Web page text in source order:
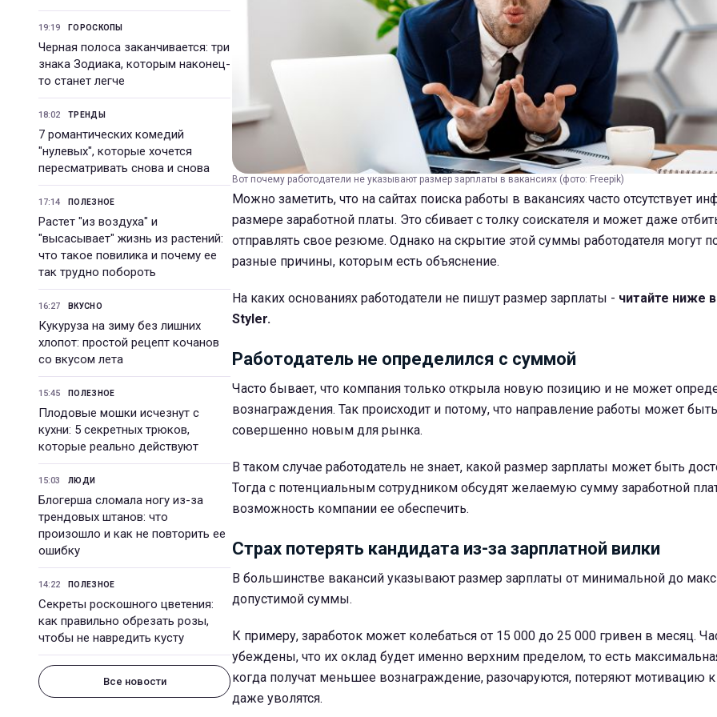
19:19 ГОРОСКОПЫ
Черная полоса заканчивается: три
знака Зодиака, которым наконец-
то станет легче
18:02 ТРЕНДЫ
7 романтических комедий
"нулевых", которые хочется
пересматривать снова и снова
17:14 ПОЛЕЗНОЕ
Растет "из воздуха" и
"высасывает" жизнь из растений:
что такое повилика и почему ее
так трудно побороть
16:27 ВКУСНО
Кукуруза на зиму без лишних
хлопот: простой рецепт кочанов
со вкусом лета
15:45 ПОЛЕЗНОЕ
Плодовые мошки исчезнут с
кухни: 5 секретных трюков,
которые реально действуют
15:03 ЛЮДИ
Блогерша сломала ногу из-за
трендовых штанов: что
произошло и как не повторить ее
ошибку
14:22 ПОЛЕЗНОЕ
Секреты роскошного цветения:
как правильно обрезать розы,
чтобы не навредить кусту
Все новости
Вот почему работодатели не указывают размер зарплаты в вакансиях (фото: Freepik)
Можно заметить, что на сайтах поиска работы в вакансиях часто отсутствует
размере заработной платы. Это сбивает с толку соискателя и может даже
отправлять свое резюме. Однако на скрытие этой суммы работодателя могут
разные причины, которым есть объяснение.
На каких основаниях работодатели не пишут размер зарплаты - читайте ниже
Styler.
Работодатель не определился с суммой
Часто бывает, что компания только открыла новую позицию и не может
вознаграждения. Так происходит и потому, что направление работы может быть
совершенно новым для рынка.
В таком случае работодатель не знает, какой размер зарплаты может быть
Тогда с потенциальным сотрудником обсудят желаемую сумму заработной
возможность компании ее обеспечить.
Страх потерять кандидата из-за зарплатной вилки
В большинстве вакансий указывают размер зарплаты от минимальной до
допустимой суммы.
К примеру, заработок может колебаться от 15 000 до 25 000 гривен в месяц.
убеждены, что их оклад будет именно верхним пределом, то есть
когда получат меньшее вознаграждение, разочаруются, потеряют мотивацию к
даже уволятся.